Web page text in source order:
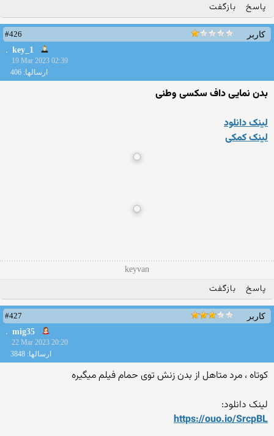
پاسخ بازگفت
کاربر
#426
key_1
19 Mar 2023 02:39
ارسالها: 406
بدن نمایی داف سکسی وطنی
لینک دانلود
لینک کمکی
keyvan
پاسخ بازگفت
کاربر
#427
mig35
22 Mar 2023 20:20
ارسالها: 3848
کوتاه ، مرد متاهل از بدن زنش توی حمام فیلم میگیره
لینک دانلود:
https://ouo.io/SrcpBL